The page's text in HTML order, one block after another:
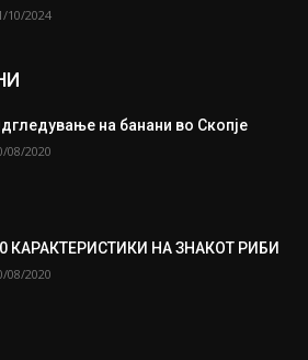
10/2024
на банани во Скопје
08/2020
КАРАКТЕРИСТИКИ НА ЗНАКОТ РИБИ
08/2020